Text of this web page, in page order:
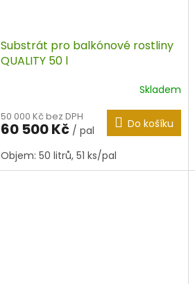
Substrát pro balkónové rostliny
QUALITY 50 l
Skladem
50 000 Kč bez DPH
60 500 Kč / pal Do košíku
Objem: 50 litrů, 51 ks/pal